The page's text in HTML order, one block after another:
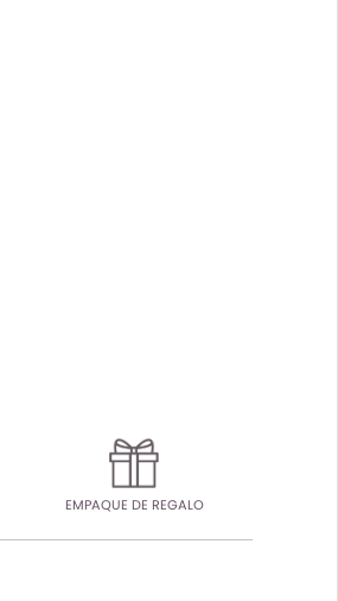
EMPAQUE DE REGALO